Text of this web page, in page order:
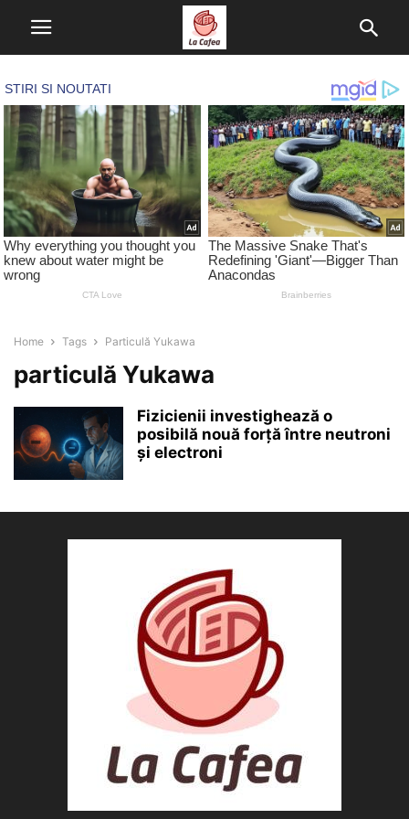
Home Tags Particulă Yukawa
particulă Yukawa
Fizicienii investighează o
posibilă nouă forță între neutroni
și electroni